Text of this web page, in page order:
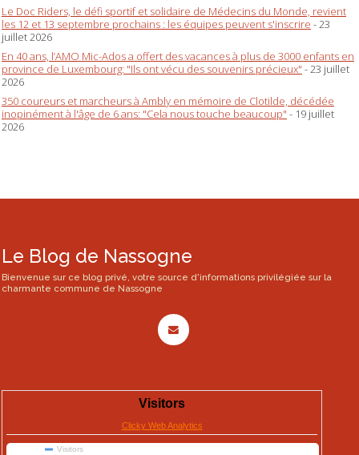
Le Doc Riders, le défi sportif et solidaire de Médecins du Monde, revient
les 12 et 13 septembre prochains : les équipes peuvent s'inscrire - 23
juillet 2026
En 40 ans, l’AMO Mic-Ados a offert des vacances à plus de 3000 enfants en
province de Luxembourg: "Ils ont vécu des souvenirs précieux" - 23 juillet
2026
350 coureurs et marcheurs à Ambly en mémoire de Clotilde, décédée
inopinément à l'âge de 6 ans: "Cela nous touche beaucoup" - 19 juillet
2026
Le Blog de Nassogne
Bienvenue sur ce blog privé, votre source d'informations privilégiée sur la
charmante commune de Nassogne